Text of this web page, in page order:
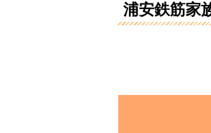
浦安鉄筋家